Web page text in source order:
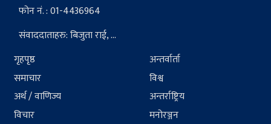
फोन नं. : 01-4436964
संवाददाताहरु: बिजुता राई, ...
गृहपृष्ठ
समाचार
अर्थ / वाणिज्य
विचार
अन्तर्वार्ता
विश्व
अन्तर्राष्ट्रिय
मनोरञ्जन